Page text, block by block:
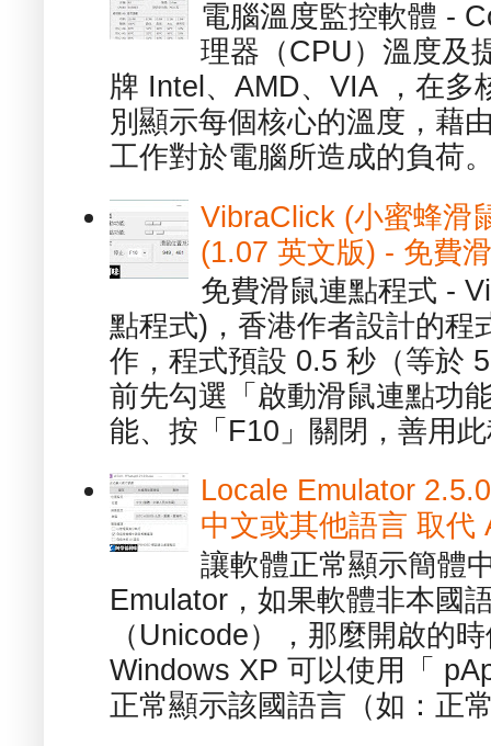
電腦溫度監控軟體 -
理器（CPU）溫度及
牌 Intel、AMD、VIA ，在多
別顯示每個核心的溫度，藉
工作對於電腦所造成的負荷
VibraClick (小蜜蜂滑
(1.07 英文版) - 免費
免費滑鼠連點程式 -
點程式)，香港作者設計的程
作，程式預設 0.5 秒（等於
前先勾選「啟動滑鼠連點功
能、按「F10」關閉，善用
Locale Emulator
中文或其他語言 取代
讓軟體正常顯示簡體
Emulator，如果軟體非本國
（Unicode），那麼開啟的
Windows XP 可以使用「
正常顯示該國語言（如：正